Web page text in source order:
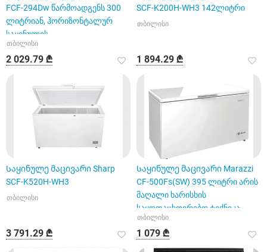
FCF-294Dw წარმოადგენს 300
ლიტრიან, ჰორიზონტალურ
საყინულეს
თბილისი
2 029.79 ₾
SCF-K200H-WH3 142ლიტრი
თბილისი
1 894.29 ₾
Საყინულე მაცივარი Sharp
SCF-K520H-WH3
თბილისი
3 791.29 ₾
Საყინულე მაცივარი Marazzi
CF-500Fs(SW) 395 ლიტრი არის
მაღალი ხარისხის
საყოფაცხოვრებო ტექნიკა
თბილისი
1 079 ₾